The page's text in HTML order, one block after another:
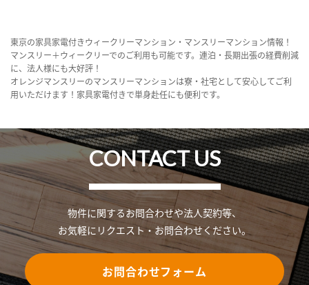
東京の家具家電付きウィークリーマンション・マンスリーマンション情報！
マンスリー＋ウィークリーでのご利用も可能です。連泊・長期出張の経費削減
に、法人様にも大好評！
オレンジマンスリーのマンスリーマンションは寮・社宅として安心してご利
用いただけます！家具家電付きで単身赴任にも便利です。
CONTACT US
物件に関するお問合わせや法人契約等、
お気軽にリクエスト・お問合わせください。
お問合わせフォーム